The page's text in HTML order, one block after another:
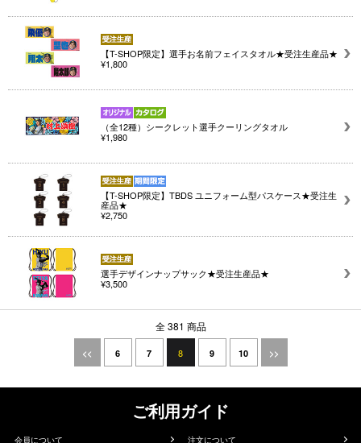
【T-SHOP限定】選手お名前フェイスタオル★受注生産品★
¥1,800
（全12種）シークレット選手クーリングタオル
¥1,980
【T-SHOP限定】TBDS ユニフォーム型パスケース★受注生
産品★
¥2,750
選手デザインナップサック★受注生産品★
¥3,500
全 381 商品
<< 6 7 8 9 10 >>
ご利用ガイド
会員について 注文について